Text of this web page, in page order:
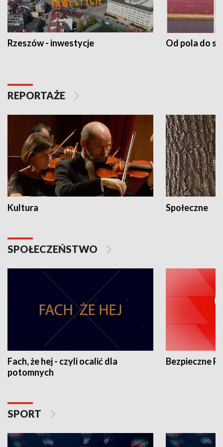
Rzeszów - inwestycje Od pola do
REPORTAŻE
Kultura Społeczne
SPOŁECZEŃSTWO
Fach, że hej - czyli ocalić dla
potomnych
Bezpieczne
SPORT